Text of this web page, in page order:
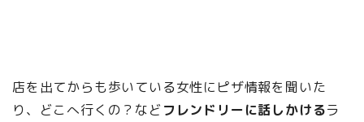
店を出てからも歩いている女性にピザ情報を聞いた
り、どこへ行くの？など フレンドリーに話しかけるラ